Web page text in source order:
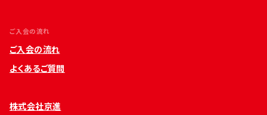
ご入会の流れ
ご入会の流れ
よくあるご質問
株式会社京進